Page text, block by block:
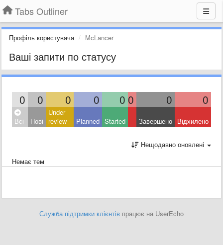
Tabs Outliner
Профіль користувача McLancer
Ваші запити по статусу
0 0 0 0 0 0 0 0
Всі Нові
Under
review
Planned Started Завершено Відхилено
Нещодавно оновлені
Немає тем
Служба підтримки клієнтів працює на UserEcho